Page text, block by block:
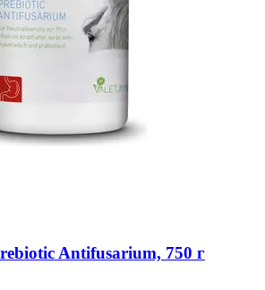
Antifusarium, 750 г